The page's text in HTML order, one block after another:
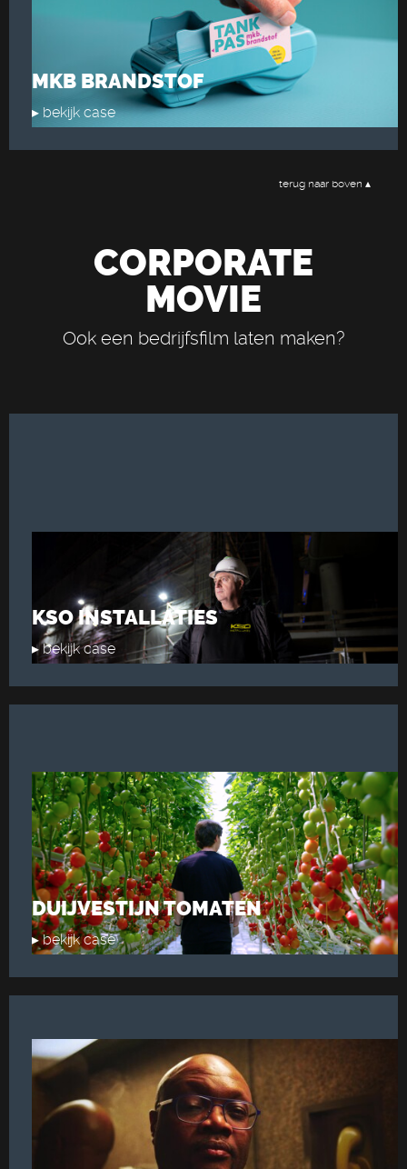
MKB BRANDSTOF
▸ bekijk case
terug naar boven ▴
CORPORATE
MOVIE
Ook een bedrijfsfilm laten maken?
KSO INSTALLATIES
▸ bekijk case
DUIJVESTIJN TOMATEN
▸ bekijk case